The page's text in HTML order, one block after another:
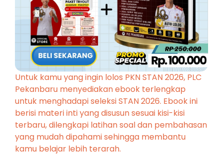
Untuk kamu yang ingin lolos PKN STAN 2026, PLC
Pekanbaru menyediakan ebook terlengkap
untuk menghadapi seleksi STAN 2026. Ebook ini
berisi materi inti yang disusun sesuai kisi-kisi
terbaru, dilengkapi latihan soal dan pembahasan
yang mudah dipahami sehingga membantu
kamu belajar lebih terarah.